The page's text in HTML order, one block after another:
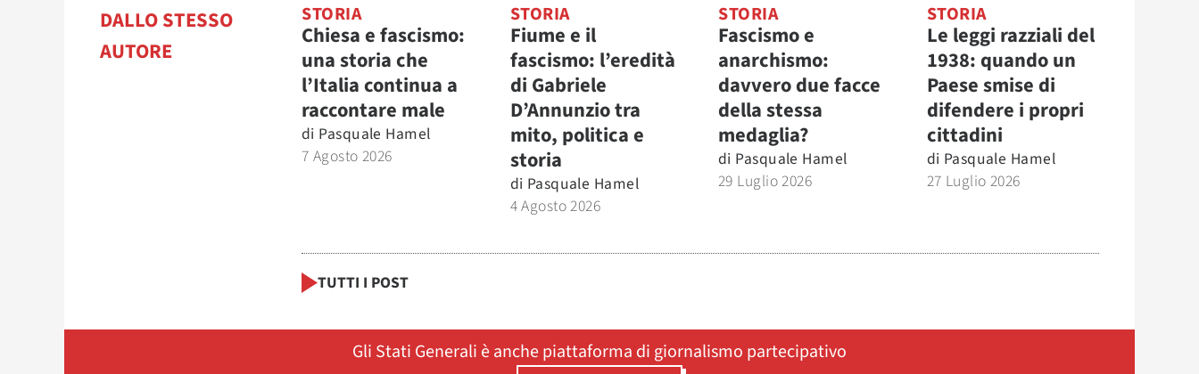
DALLO STESSO
AUTORE
STORIA
Chiesa e fascismo:
una storia che
l’Italia continua a
raccontare male
di Pasquale Hamel
7 Agosto 2026
STORIA
Fiume e il
fascismo: l’eredità
di Gabriele
D’Annunzio tra
mito, politica e
storia
di Pasquale Hamel
4 Agosto 2026
STORIA
Fascismo e
anarchismo:
davvero due facce
della stessa
medaglia?
di Pasquale Hamel
29 Luglio 2026
STORIA
Le leggi razziali del
1938: quando un
Paese smise di
difendere i propri
cittadini
di Pasquale Hamel
27 Luglio 2026
TUTTI I POST
Gli Stati Generali è anche piattaforma di giornalismo partecipativo